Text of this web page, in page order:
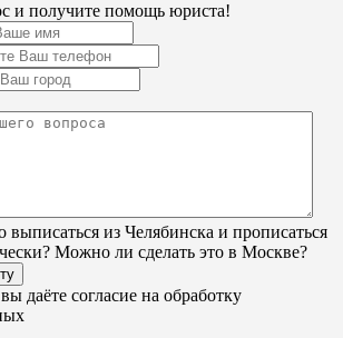
и получите помощь юриста!
из Челябинска и прописаться
Можно ли сделать это в Москве?
даёте согласие на обработку